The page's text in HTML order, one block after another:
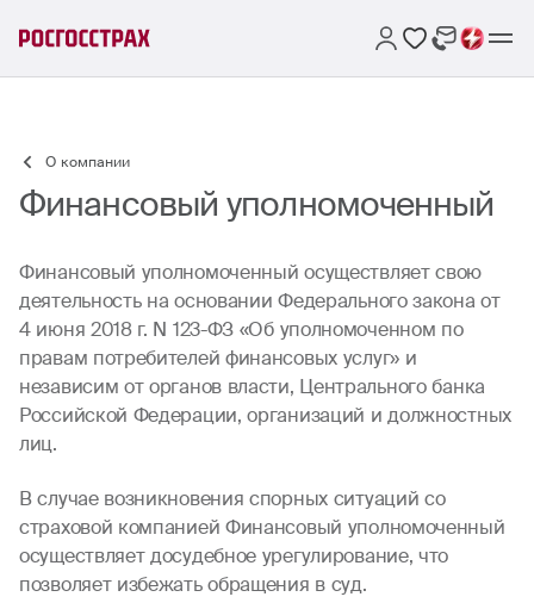
О компании
Финансовый уполномоченный
Финансовый уполномоченный осуществляет свою
деятельность на основании Федерального закона от
4 июня 2018 г. N 123-ФЗ «Об уполномоченном по
правам потребителей финансовых услуг» и
независим от органов власти, Центрального банка
Российской Федерации, организаций и должностных
лиц.
В случае возникновения спорных ситуаций со
страховой компанией Финансовый уполномоченный
осуществляет досудебное урегулирование, что
позволяет избежать обращения в суд.